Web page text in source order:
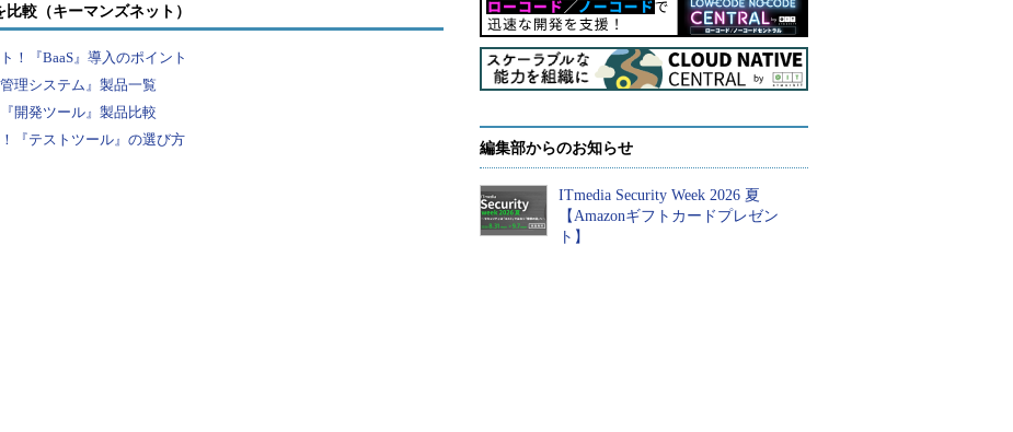
較（キーマンズネット）
！『BaaS』導入のポイント
理システム』製品一覧
開発ツール』製品比較
『テストツール』の選び方
編集部からのお知らせ
ITmedia Security Week 2026 夏
【Amazonギフトカードプレゼン
ト】